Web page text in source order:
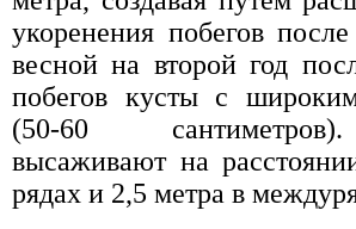
укоренения побегов
весной на второй год
побегов кусты с
(50-60
высаживают на
рядах и 2,5 метра в